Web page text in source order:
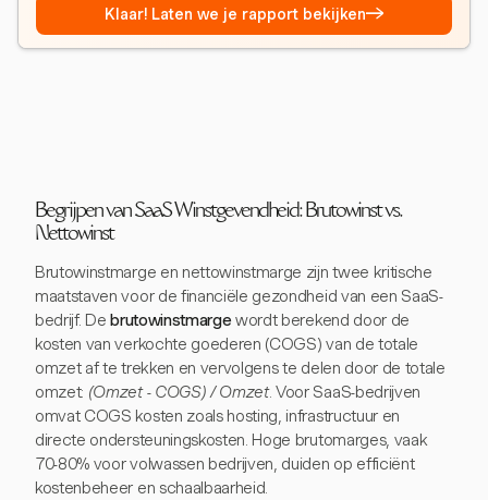
Klaar! Laten we je rapport bekijken→
Begrijpen van SaaS Winstgevendheid: Brutowinst vs.
Nettowinst
Brutowinstmarge en nettowinstmarge zijn twee kritische
maatstaven voor de financiële gezondheid van een SaaS-
bedrijf. Debrutowinstmargewordt berekend door de
kosten van verkochte goederen (COGS) van de totale
omzet af te trekken en vervolgens te delen door de totale
omzet: (Omzet - COGS) / Omzet. Voor SaaS-bedrijven
omvat COGS kosten zoals hosting, infrastructuur en
directe ondersteuningskosten. Hoge brutomarges, vaak
70-80% voor volwassen bedrijven, duiden op efficiënt
kostenbeheer en schaalbaarheid.